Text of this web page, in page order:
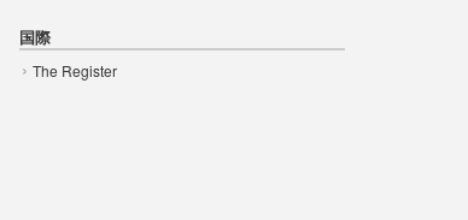
国際
The Register